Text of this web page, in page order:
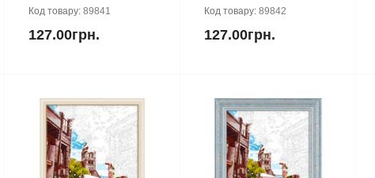
Код товару: 89841
127.00грн.
Код товару: 89842
127.00грн.